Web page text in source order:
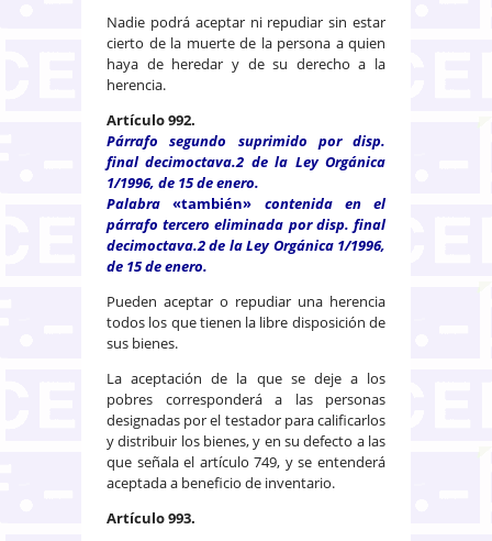
Nadie podrá aceptar ni repudiar sin estar
cierto de la muerte de la persona a quien
haya de heredar y de su derecho a la
herencia.
Artículo 992.
Párrafo segundo suprimido por disp.
final decimoctava.2 de la Ley Orgánica
1/1996, de 15 de enero.
Palabra«también» contenida en el
párrafo tercero eliminada por disp. final
decimoctava.2 de la Ley Orgánica 1/1996,
de 15 de enero.
Pueden aceptar o repudiar una herencia
todos los que tienen la libre disposición de
sus bienes.
La aceptación de la que se deje a los
pobres corresponderá a las personas
designadas por el testador para calificarlos
y distribuir los bienes, y en su defecto a las
que señala el artículo 749, y se entenderá
aceptada a beneficio de inventario.
Artículo 993.